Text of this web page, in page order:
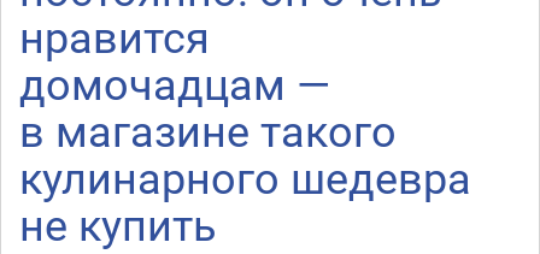
нравится
домочадцам —
в магазине такого
кулинарного шедевра
не купить